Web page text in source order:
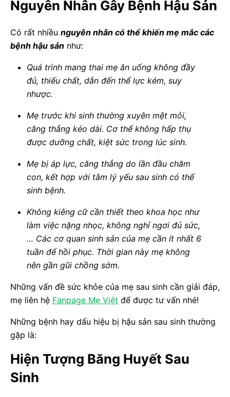
Nguyên Nhân Gây Bệnh Hậu Sản
Có rất nhiều nguyên nhân có thể khiến mẹ mắc các
bệnh hậu sản như:
Quá trình mang thai mẹ ăn uống không đầy
đủ, thiếu chất, dẫn đến thể lực kém, suy
nhược.
Mẹ trước khi sinh thường xuyên mệt mỏi,
căng thẳng kéo dài. Cơ thể không hấp thụ
được dưỡng chất, kiệt sức trong lúc sinh.
Mẹ bị áp lực, căng thẳng do lần đầu chăm
con, kết hợp với tâm lý yếu sau sinh có thể
sinh bệnh.
Không kiêng cữ cần thiết theo khoa học như
làm việc nặng nhọc, không nghỉ ngơi đủ sức,
… Các cơ quan sinh sản của mẹ cần ít nhất 6
tuần để hồi phục. Thời gian này mẹ không
nên gần gũi chồng sớm.
Những vấn đề sức khỏe của mẹ sau sinh cần giải đáp,
mẹ liên hệ Fanpage Mẹ Việt để được tư vấn nhé!
Những bệnh hay dấu hiệu bị hậu sản sau sinh thường
gặp là:
Hiện Tượng Băng Huyết Sau
Sinh